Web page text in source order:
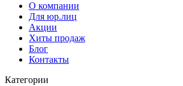
О компании
Для юр.лиц
Акции
Хиты продаж
Блог
Контакты
Категории